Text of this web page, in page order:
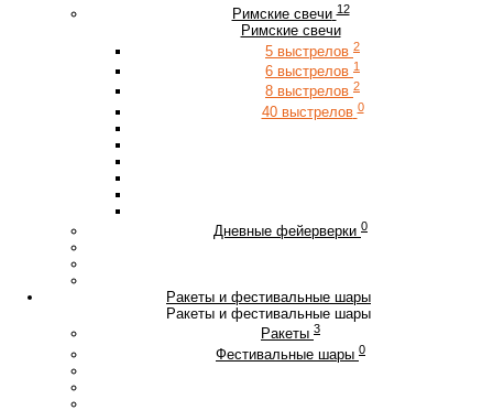
Римские свечи 12
Римские свечи
5 выстрелов 2
6 выстрелов 1
8 выстрелов 2
40 выстрелов 0
Дневные фейерверки 0
Ракеты и фестивальные шары
Ракеты и фестивальные шары
Ракеты 3
Фестивальные шары 0